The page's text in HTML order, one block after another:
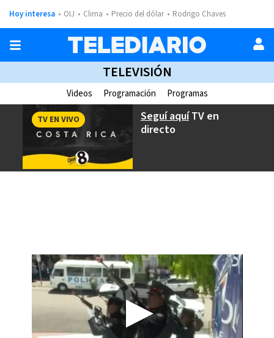
Hoy interesa OIJ Clima Precio del dólar Rodrigo Chaves
TELEVISIÓN
Videos Programación Programas
Seguí aquíTV en
directo
TV EN VIVO